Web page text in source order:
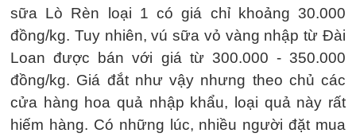
sữa Lò Rèn loại 1 có giá chỉ khoảng 30.000
đồng/kg. Tuy nhiên, vú sữa vỏ vàng nhập từ Đài
Loan được bán với giá từ 300.000 - 350.000
đồng/kg. Giá đắt như vậy nhưng theo chủ các
cửa hàng hoa quả nhập khẩu, loại quả này rất
hiếm hàng. Có những lúc, nhiều người đặt mua